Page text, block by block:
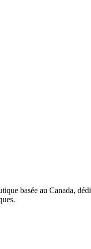
basée au Canada,